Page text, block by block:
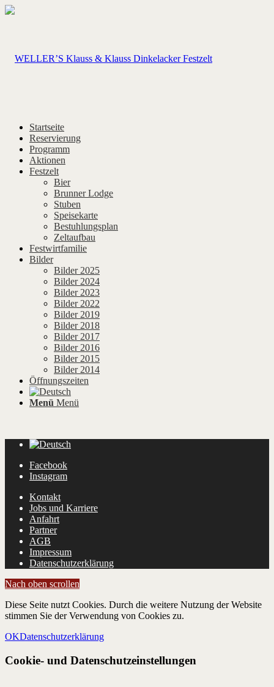
Startseite
Reservierung
Programm
Aktionen
Festzelt
Bier
Brunner Lodge
Stuben
Speisekarte
Bestuhlungsplan
Zeltaufbau
Festwirtfamilie
Bilder
Bilder 2025
Bilder 2024
Bilder 2023
Bilder 2022
Bilder 2019
Bilder 2018
Bilder 2017
Bilder 2016
Bilder 2015
Bilder 2014
Öffnungszeiten
Menü Menü
Facebook
Instagram
Kontakt
Jobs und Karriere
Anfahrt
Partner
AGB
Impressum
Datenschutzerklärung
Nach oben scrollen
Diese Seite nutzt Cookies. Durch die weitere Nutzung der Website
stimmen Sie der Verwendung von Cookies zu.
OKDatenschutzerklärung
Cookie- und Datenschutzeinstellungen